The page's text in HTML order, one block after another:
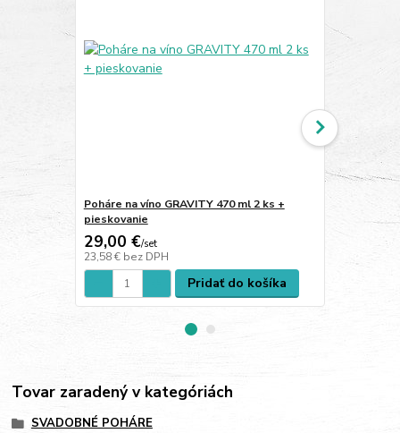
Poháre na víno GRAVITY 470 ml 2 ks +
pieskovanie
29,00 €/set
23,58 € bez DPH
Pridať do košíka
pieskovanie
28,00 €
Tovar zaradený v kategóriách
SVADOBNÉ POHÁRE